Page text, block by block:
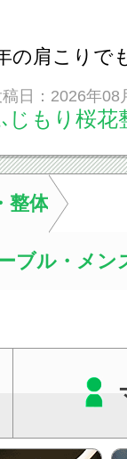
の肩こりで
はい、お任
こりの原因
々です。痛
人おひとり
します。.#
日：2026年08
じもり桜花
整体
ブル・メ